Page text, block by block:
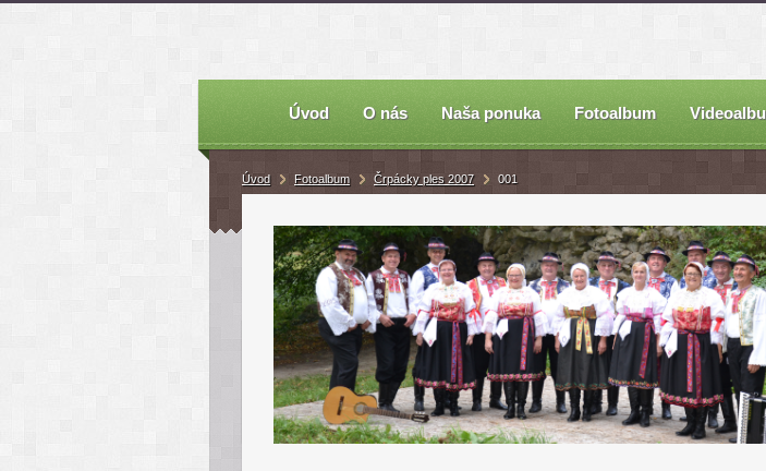
Úvod O nás Naša ponuka Fotoalbum
Úvod Fotoalbum Črpácky ples 2007 001